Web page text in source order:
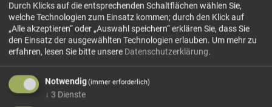
Durch Klicks auf die entsprechenden Schaltflächen wählen Sie,
welche Technologien zum Einsatz kommen; durch den Klick auf
„Alle akzeptieren“ oder „Auswahl speichern“ erklären Sie, dass Sie
den Einsatz der ausgewählten Technologien erlauben. Um mehr zu
erfahren, lesen Sie bitte unsere Datenschutzerklärung.
Notwendig(immer erforderlich)
↓ 3 Dienste